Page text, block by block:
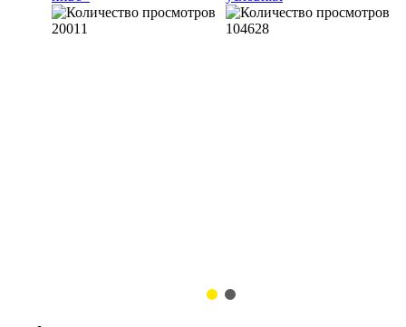
20011 104628